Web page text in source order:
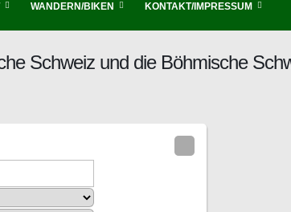
WANDERN/BIKEN KONTAKT/IMPRESSUM
Schweiz und die Böhmische